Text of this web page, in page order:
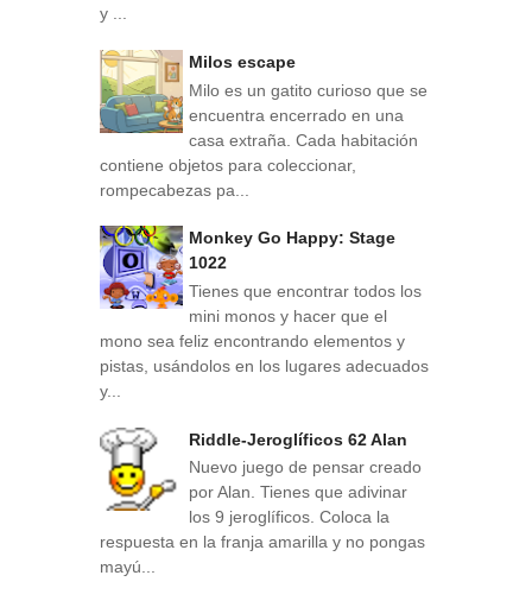
y ...
Milos escape
Milo es un gatito curioso que se
encuentra encerrado en una
casa extraña. Cada habitación
contiene objetos para coleccionar,
rompecabezas pa...
Monkey Go Happy: Stage
1022
Tienes que encontrar todos los
mini monos y hacer que el
mono sea feliz encontrando elementos y
pistas, usándolos en los lugares adecuados
y...
Riddle-Jeroglíficos 62 Alan
Nuevo juego de pensar creado
por Alan. Tienes que adivinar
los 9 jeroglíficos. Coloca la
respuesta en la franja amarilla y no pongas
mayú...